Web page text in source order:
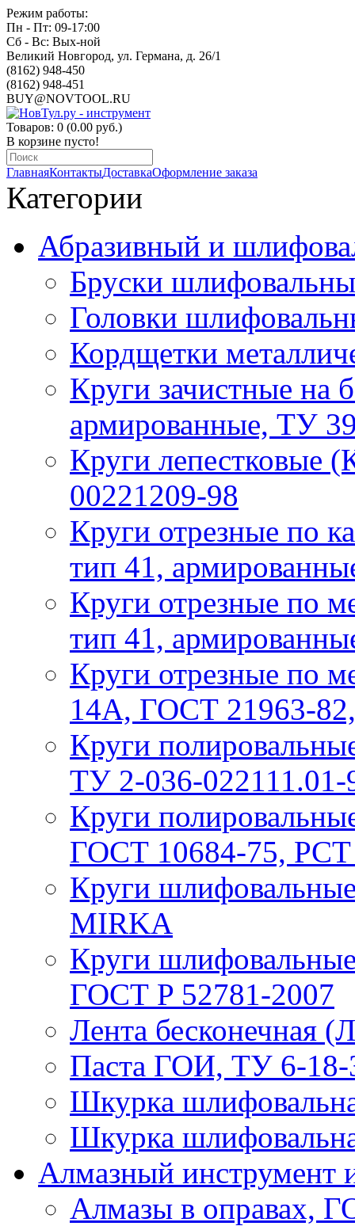
Режим работы:
Пн - Пт: 09-17:00
Сб - Вс: Вых-ной
Великий Новгород, ул. Германа, д. 26/1
(8162) 948-450
(8162) 948-451
BUY@NOVTOOL.RU
Товаров: 0 (0.00 руб.)
В корзине пусто!
ГлавнаяКонтактыДоставкаОформление заказа
Категории
Абразивный и
Бруски
Головки
Кордщетки
Круги зачистные на
армированные, ТУ
Круги
00221209-98
Круги отрезные по
тип 41,
Круги отрезные по
тип 41,
Круги отрезные по
14А, ГОСТ 21963-
Круги
ТУ 2-036-022111.01-
Круги
ГОСТ 10684-75,
Круги
MIRKA
Круги
ГОСТ P 52781-2007
Лента бесконечная
Паста ГОИ, ТУ 6-18-
Шкурка
Шкурка
Алмазный инструмент
Алмазы в оправах,